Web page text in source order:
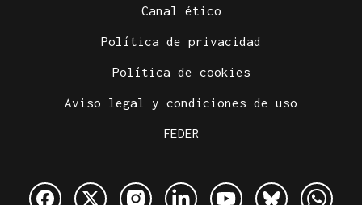
Canal ético
Política de privacidad
Política de cookies
Aviso legal y condiciones de uso
FEDER